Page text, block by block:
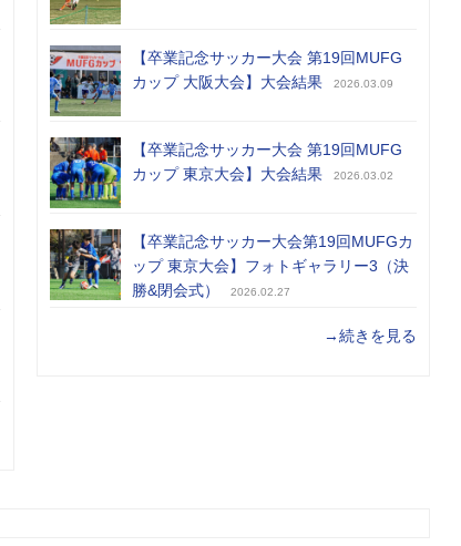
【卒業記念サッカー大会 第19回MUFG
カップ 大阪大会】大会結果
2026.03.09
【卒業記念サッカー大会 第19回MUFG
カップ 東京大会】大会結果
2026.03.02
【卒業記念サッカー大会第19回MUFGカ
ップ 東京大会】フォトギャラリー3（決
勝&閉会式）
2026.02.27
→続きを見る